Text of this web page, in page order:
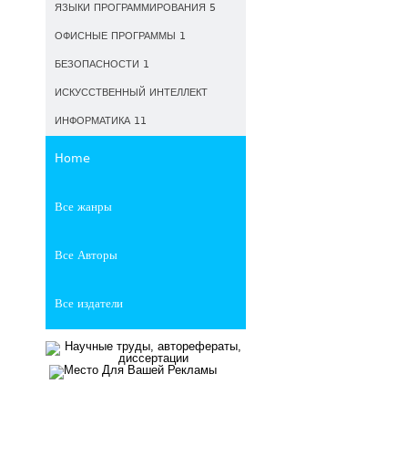
ЯЗЫКИ ПРОГРАММИРОВАНИЯ 5
ОФИСНЫЕ ПРОГРАММЫ 1
БЕЗОПАСНОСТИ 1
ИСКУССТВЕННЫЙ ИНТЕЛЛЕКТ
ИНФОРМАТИКА 11
Home
Все жанры
Все Авторы
Все издатели